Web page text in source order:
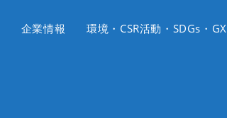
企業情報 環境・CSR活動・SDGs・GX